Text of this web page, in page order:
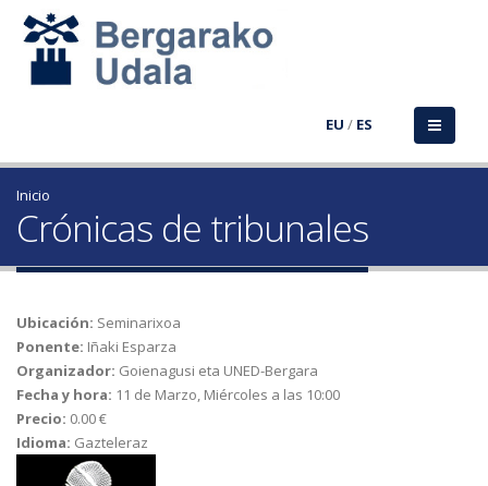
EU / ES
Inicio
Crónicas de tribunales
Ubicación: Seminarixoa
Ponente: Iñaki Esparza
Organizador: Goienagusi eta UNED-Bergara
Fecha y hora: 11 de Marzo, Miércoles a las 10:00
Precio: 0.00 €
Idioma: Gazteleraz